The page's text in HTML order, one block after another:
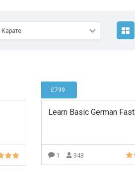
Карате
£799
Learn Basic German Fast
1 343